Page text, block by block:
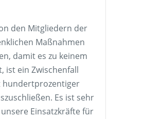
den Mitgliedern der
Maßnahmen
damit es zu keinem
ist ein Zwischenfall
hundertprozentiger
Es ist sehr
Einsatzkräfte für